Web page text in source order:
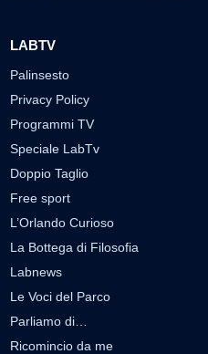
LABTV
Palinsesto
Privacy Policy
Programmi TV
Speciale LabTv
Doppio Taglio
Free sport
L’Orlando Curioso
La Bottega di Filosofia
Labnews
Le Voci del Parco
Parliamo di…
Ricomincio da me